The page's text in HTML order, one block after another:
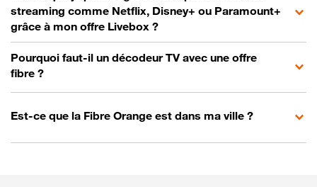
streaming comme Netflix, Disney+ ou Paramount+
grâce à mon offre Livebox ?
Pourquoi faut-il un décodeur TV avec une offre
fibre ?
Est-ce que la Fibre Orange est dans ma ville ?